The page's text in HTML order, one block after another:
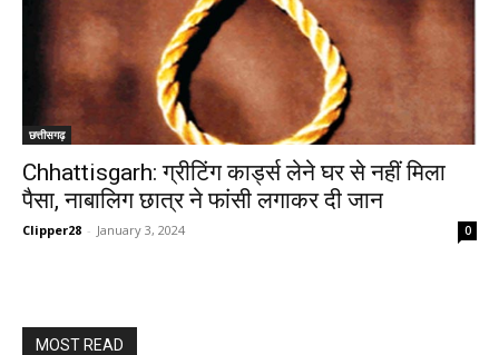
छत्तीसगढ़
Chhattisgarh: ग्रीटिंग कार्ड्स लेने घर से नहीं मिला
पैसा, नाबालिग छात्र ने फांसी लगाकर दी जान
Clipper28 - January 3, 2024 0
MOST READ